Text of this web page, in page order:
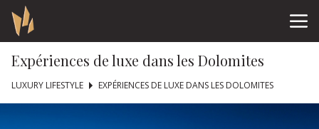
Expériences de luxe dans les Dolomites
LUXURY LIFESTYLE EXPÉRIENCES DE LUXE DANS LES DOLOMITES